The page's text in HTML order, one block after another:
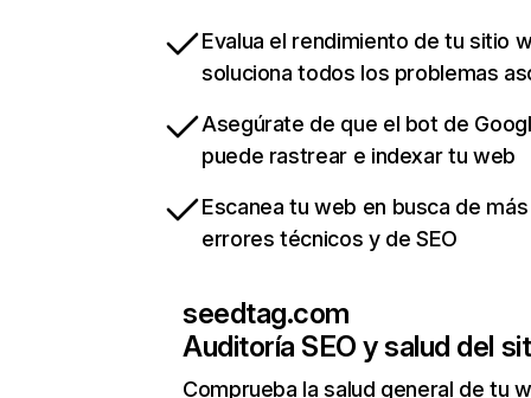
Evalua el rendimiento de tu sitio
soluciona todos los problemas
Asegúrate de que el bot de
puede rastrear e indexar tu web
Escanea tu web en busca de
errores técnicos y de SEO
seedtag.com
Auditoría SEO y salud del
Comprueba la salud general de tu